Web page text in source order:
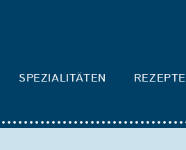
SPEZIALITÄTEN REZEPTE